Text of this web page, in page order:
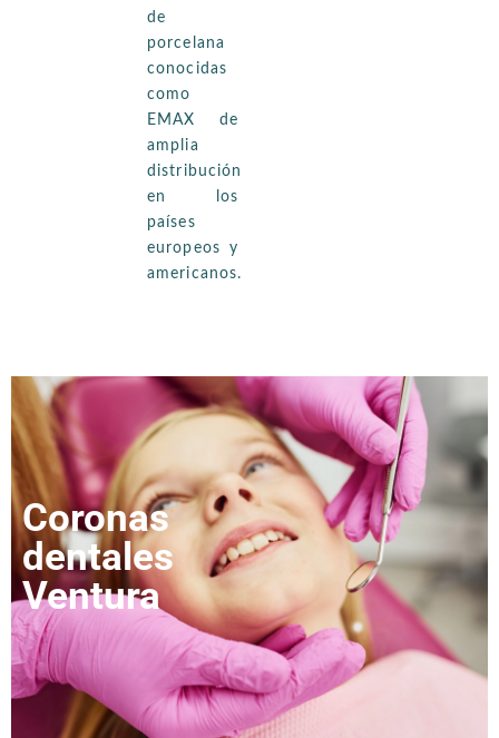
de
porcelana
conocidas
como
EMAX de
amplia
distribución
en los
países
europeos y
americanos.
Coronas
dentales
Ventura